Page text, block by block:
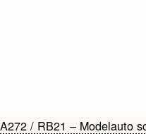
/ RB21 – Modelauto